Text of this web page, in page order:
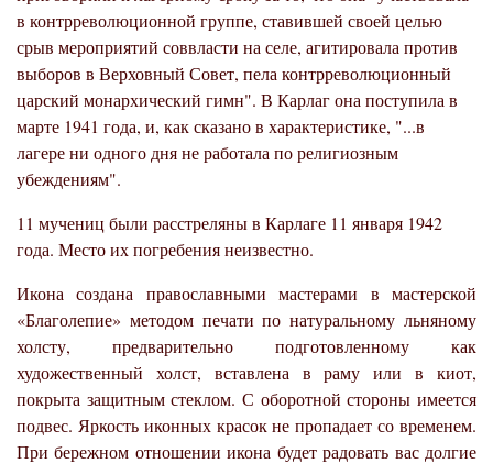
в контрреволюционной группе, ставившей своей целью
срыв мероприятий соввласти на селе, агитировала против
выборов в Верховный Совет, пела контрреволюционный
царский монархический гимн". В Карлаг она поступила в
марте 1941 года, и, как сказано в характеристике, "...в
лагере ни одного дня не работала по религиозным
убеждениям".
11 мучениц были расстреляны в Карлаге 11 января 1942
года. Место их погребения неизвестно.
Икона создана православными мастерами в мастерской
«Благолепие» методом печати по натуральному льняному
холсту, предварительно подготовленному как
художественный холст, вставлена в раму или в киот,
покрыта защитным стеклом. С оборотной стороны имеется
подвес. Яркость иконных красок не пропадает со временем.
При бережном отношении икона будет радовать вас долгие